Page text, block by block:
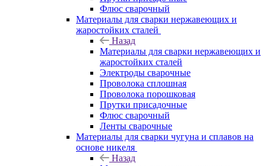
Флюс сварочный
Материалы для сварки нержавеющих и
жаростойких сталей
Назад
Материалы для сварки нержавеющих и
жаростойких сталей
Электроды сварочные
Проволока сплошная
Проволока порошковая
Прутки присадочные
Флюс сварочный
Ленты сварочные
Материалы для сварки чугуна и сплавов на
основе никеля
Назад